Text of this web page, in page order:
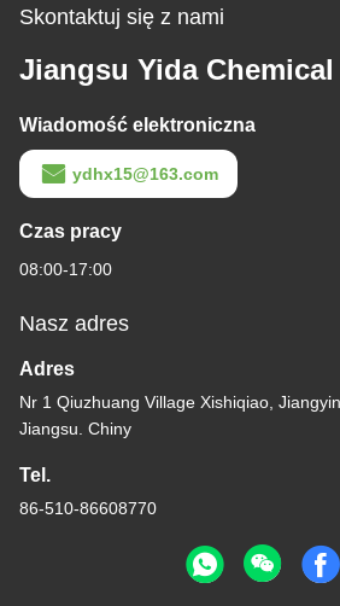
Skontaktuj się z nami
Jiangsu Yida
Wiadomość elektroniczna
ydhx15@163.com
Czas pracy
08:00-17:00
Nasz adres
Adres
Nr 1 Qiuzhuang Village Xishiqiao,
Jiangsu. Chiny
Tel.
86-510-86608770